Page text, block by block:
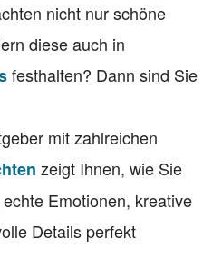
nicht nur schöne
diese auch in
festhalten? Dann sind Sie
mit zahlreichen
zeigt Ihnen, wie Sie
Emotionen, kreative
Details perfekt